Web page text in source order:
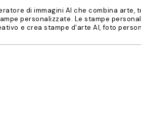
di immagini AI che combina arte,
personalizzate. Le stampe
e crea stampe d'arte AI, foto